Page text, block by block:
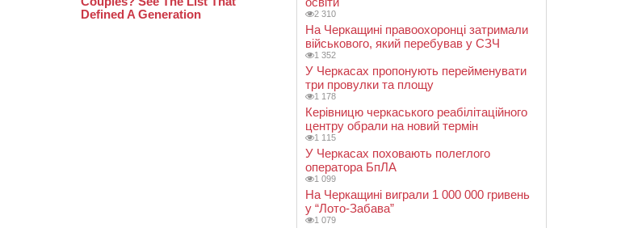
2 310
На Черкащині правоохоронці затримали
військового, який перебував у СЗЧ
1 352
У Черкасах пропонують перейменувати
три провулки та площу
1 178
Керівницю черкаського реабілітаційного
центру обрали на новий термін
1 115
У Черкасах поховають полеглого
оператора БпЛА
1 099
На Черкащині виграли 1 000 000 гривень
у “Лото-Забава”
1 079